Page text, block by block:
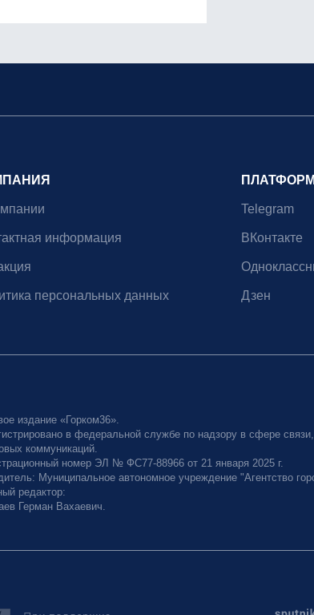
информация
персональных данных
Telegram
ВКонтакте
Дзен
издание «Горком36».
в федеральной службе по надзору в сфере
коммуникаций.
номер ЭЛ № ФС77-88966 от 21 января 2025 г.
Муниципальное автономное учреждение "Агентство
редактор:
Герман Вахаевич.